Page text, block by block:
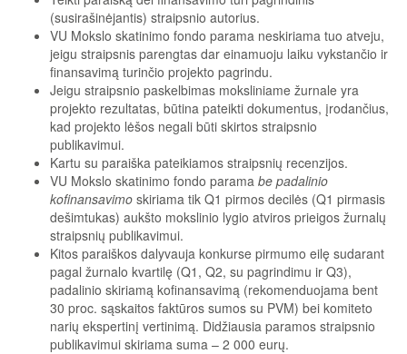
(susirašinėjantis) straipsnio autorius.
VU Mokslo skatinimo fondo parama neskiriama tuo atveju,
jeigu straipsnis parengtas dar einamuoju laiku vykstančio ir
finansavimą turinčio projekto pagrindu.
Jeigu straipsnio paskelbimas moksliniame žurnale yra
projekto rezultatas, būtina pateikti dokumentus, įrodančius,
kad projekto lėšos negali būti skirtos straipsnio
publikavimui.
Kartu su paraiška pateikiamos straipsnių recenzijos.
VU Mokslo skatinimo fondo parama be padalinio
kofinansavimo skiriama tik Q1 pirmos decilės (Q1 pirmasis
dešimtukas) aukšto mokslinio lygio atviros prieigos žurnalų
straipsnių publikavimui.
Kitos paraiškos dalyvauja konkurse pirmumo eilę sudarant
pagal žurnalo kvartilę (Q1, Q2, su pagrindimu ir Q3),
padalinio skiriamą kofinansavimą (rekomenduojama bent
30 proc. sąskaitos faktūros sumos su PVM) bei komiteto
narių ekspertinį vertinimą. Didžiausia paramos straipsnio
publikavimui skiriama suma – 2 000 eurų.